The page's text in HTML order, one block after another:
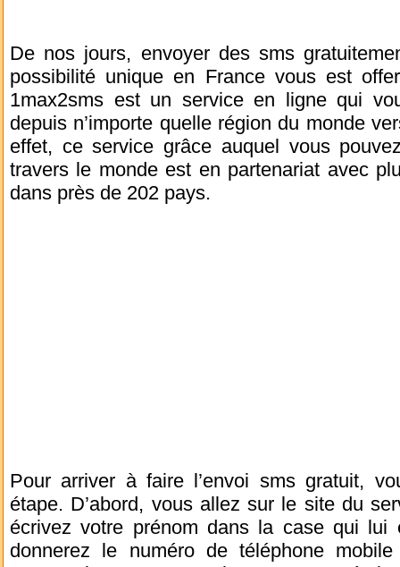
De nos jours, envoyer des sms
possibilité unique en France vous est
1max2sms est un service en ligne qui
depuis n’importe quelle région du monde
effet, ce service grâce auquel vous
travers le monde est en partenariat avec
dans près de 202 pays.
Pour arriver à faire l’envoi sms gratuit,
étape. D’abord, vous allez sur le site du
écrivez votre prénom dans la case qui lui
donnerez le numéro de téléphone